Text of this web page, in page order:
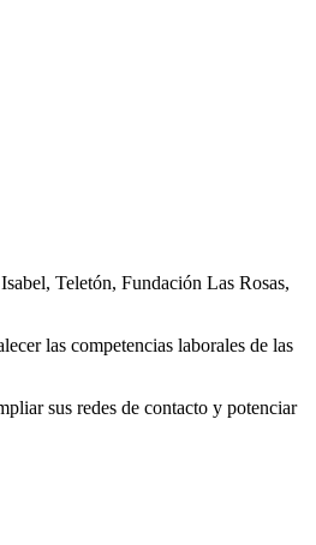
Teletón, Fundación Las Rosas,
las competencias laborales de las
sus redes de contacto y potenciar